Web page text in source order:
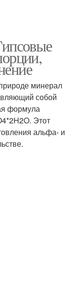
минерал
собой
формула
Этот
альфа- и